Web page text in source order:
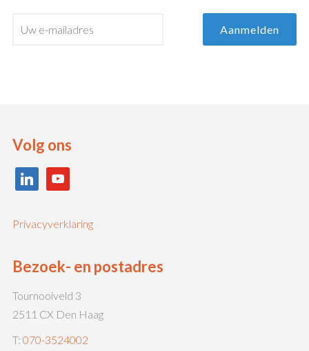
Volg ons
linkedin youtube
Privacyverklaring
Bezoek- en postadres
Tournooiveld 3
2511 CX Den Haag
T: 070-3524002